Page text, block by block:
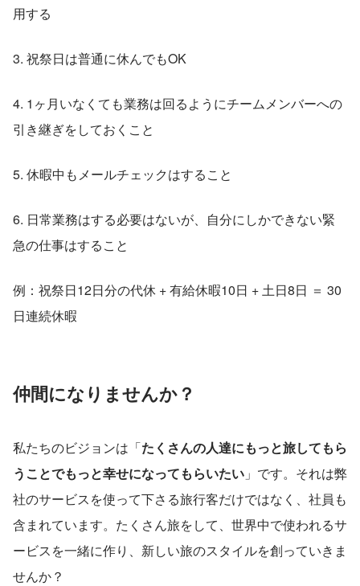
用する
3. 祝祭日は普通に休んでもOK
4. 1ヶ月いなくても業務は回るようにチームメンバーへの
引き継ぎをしておくこと
5. 休暇中もメールチェックはすること
6. 日常業務はする必要はないが、自分にしかできない緊
急の仕事はすること
例：祝祭日12日分の代休 + 有給休暇10日 + 土日8日 ＝ 30
日連続休暇
仲間になりませんか？
私たちのビジョンは「たくさんの人達にもっと旅してもら
うことでもっと幸せになってもらいたい 」です。それは弊
社のサービスを使って下さる旅行客だけではなく、社員も
含まれています。たくさん旅をして、世界中で使われるサ
ービスを一緒に作り、新しい旅のスタイルを創っていきま
せんか？